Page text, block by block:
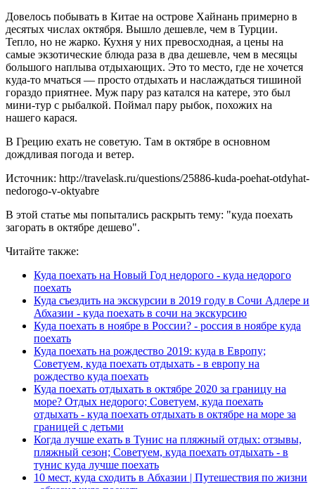
Довелось побывать в Китае на острове Хайнань примерно в
десятых числах октября. Вышло дешевле, чем в Турции.
Тепло, но не жарко. Кухня у них превосходная, а цены на
самые экзотические блюда раза в два дешевле, чем в месяцы
большого наплыва отдыхающих. Это то место, где не хочется
куда-то мчаться — просто отдыхать и наслаждаться тишиной
гораздо приятнее. Муж пару раз катался на катере, это был
мини-тур с рыбалкой. Поймал пару рыбок, похожих на
нашего карася.
В Грецию ехать не советую. Там в октябре в основном
дождливая погода и ветер.
Источник: http://travelask.ru/questions/25886-kuda-poehat-otdyhat-
nedorogo-v-oktyabre
В этой статье мы попытались раскрыть тему: "куда поехать
загорать в октябре дешево".
Читайте также:
Куда поехать на Новый Год недорого - куда недорого
поехать
Куда съездить на экскурсии в 2019 году в Сочи Адлере и
Абхазии - куда поехать в сочи на экскурсию
Куда поехать в ноябре в России? - россия в ноябре куда
поехать
Куда поехать на рождество 2019: куда в Европу;
Советуем, куда поехать отдыхать - в европу на
рождество куда поехать
Куда поехать отдыхать в октябре 2020 за границу на
море? Отдых недорого; Советуем, куда поехать
отдыхать - куда поехать отдыхать в октябре на море за
границей с детьми
Когда лучше ехать в Тунис на пляжный отдых: отзывы,
пляжный сезон; Советуем, куда поехать отдыхать - в
тунис куда лучше поехать
10 мест, куда сходить в Абхазии | Путешествия по жизни